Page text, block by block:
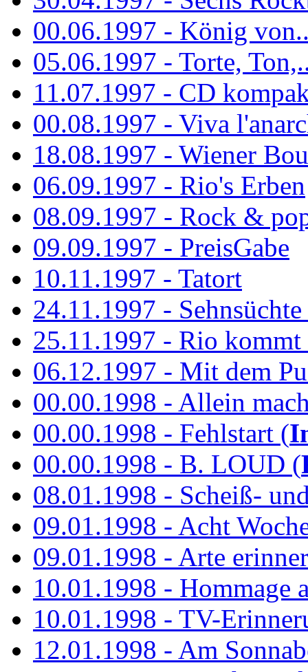
00.06.1997 - König
05.06.1997 - Torte,
11.07.1997 - CD
00.08.1997 - Viva
18.08.1997 - Wiener
06.09.1997 - Rio's Erben
08.09.1997 - Rock &
09.09.1997 - PreisGabe
10.11.1997 - Tatort
24.11.1997 -
25.11.1997 - Rio kommt
06.12.1997 - Mit dem
00.00.1998 - Allein
00.00.1998 - Fehlstart (
00.00.1998 - B. LOUD (
08.01.1998 - Scheiß-
09.01.1998 - Acht
09.01.1998 - Arte
10.01.1998 - Hommage
10.01.1998 - TV-
12.01.1998 - Am